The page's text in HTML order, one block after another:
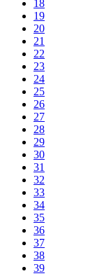
18
19
20
21
22
23
24
25
26
27
28
29
30
31
32
33
34
35
36
37
38
39